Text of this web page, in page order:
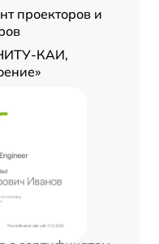
проекторов и
КАИ,